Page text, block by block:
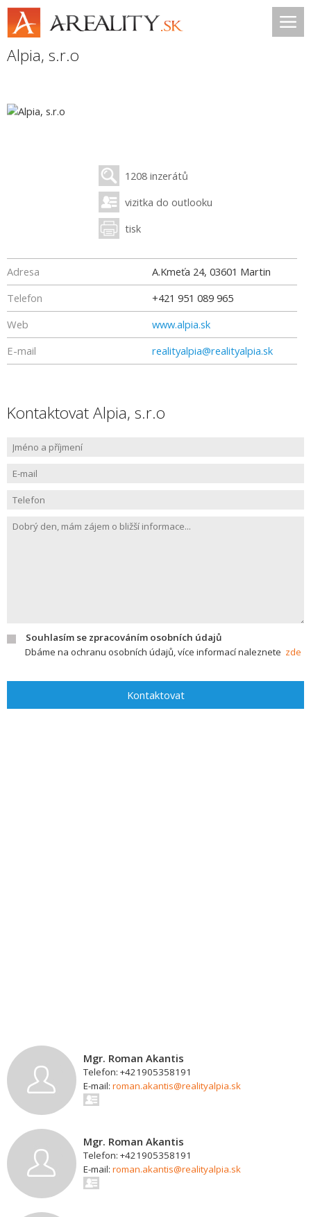
Alpia, s.r.o
1208 inzerátů
vizitka do outlooku
tisk
Adresa A.Kmeťa 24, 03601 Martin
Telefon
+421 951 089 965
Web
www.alpia.sk
E-mail
realityalpia@realityalpia.sk
Kontaktovat Alpia, s.r.o
Souhlasím se zpracováním osobních údajů
Dbáme na ochranu osobních údajů, více informací naleznete zde
Kontaktovat
Mgr. Roman Akantis
Telefon: +421905358191
E-mail: roman.akantis@realityalpia.sk
Mgr. Roman Akantis
Telefon: +421905358191
E-mail: roman.akantis@realityalpia.sk